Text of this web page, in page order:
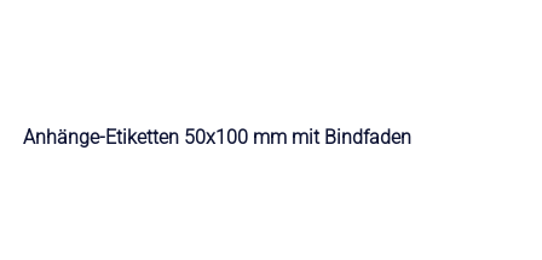
Anhänge-Etiketten 50x100 mm mit Bindfaden